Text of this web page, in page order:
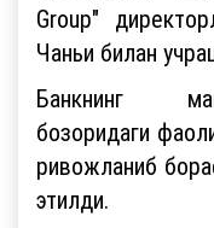
Group"
Чаньи билан
Банкнинг
бозоридаги
ривожланиб
этилди.